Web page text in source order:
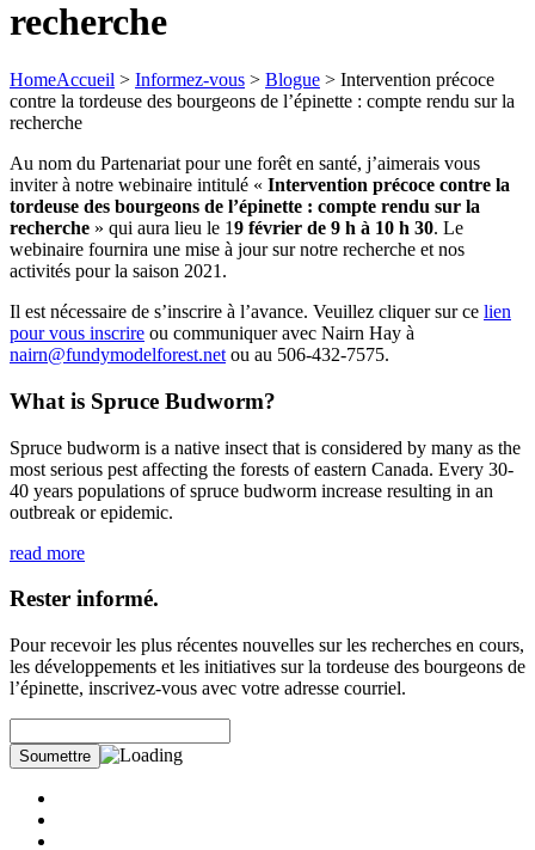
recherche
HomeAccueil > Informez-vous > Blogue > Intervention précoce
contre la tordeuse des bourgeons de l’épinette : compte rendu sur la
recherche
Au nom du Partenariat pour une forêt en santé, j’aimerais vous
inviter à notre webinaire intitulé « Intervention précoce contre la
tordeuse des bourgeons de l’épinette : compte rendu sur la
recherche » qui aura lieu le 19 février de 9 h à 10 h 30. Le
webinaire fournira une mise à jour sur notre recherche et nos
activités pour la saison 2021.
Il est nécessaire de s’inscrire à l’avance. Veuillez cliquer sur ce lien
pour vous inscrire ou communiquer avec Nairn Hay à
nairn@fundymodelforest.net ou au 506‑432‑7575.
What is Spruce Budworm?
Spruce budworm is a native insect that is considered by many as the
most serious pest affecting the forests of eastern Canada. Every 30-
40 years populations of spruce budworm increase resulting in an
outbreak or epidemic.
read more
Rester informé.
Pour recevoir les plus récentes nouvelles sur les recherches en cours,
les développements et les initiatives sur la tordeuse des bourgeons de
l’épinette, inscrivez-vous avec votre adresse courriel.